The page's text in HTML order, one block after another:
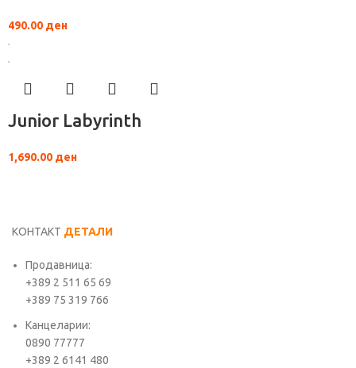
490.00 ден
Junior Labyrinth
1,690.00 ден
КОНТАКТ ДЕТАЛИ
Продавница:
+389 2 511 65 69
+389 75 319 766
Канцеларии:
0890 77777
+389 2 6141 480